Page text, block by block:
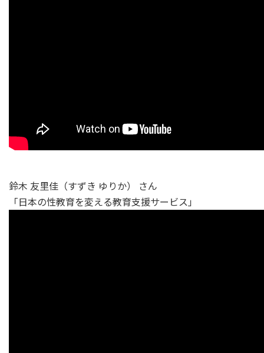
鈴木 友里佳（すずき ゆりか） さん
「日本の性教育を変える教育支援サービス」